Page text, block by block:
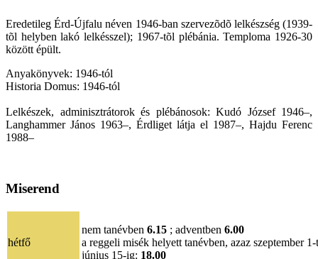
Eredetileg Érd-Újfalu néven 1946-ban szervezõdõ lelkészség (1939-
tõl helyben lakó lelkésszel); 1967-tõl plébánia. Temploma 1926-30
között épült.
Anyakönyvek: 1946-tól
Historia Domus: 1946-tól
Lelkészek, adminisztrátorok és plébánosok: Kudó József 1946–,
Langhammer János 1963–, Érdliget látja el 1987–, Hajdu Ferenc
1988–
Miserend
hétfő
nem tanévben 6.15 ; adventben 6.00
a reggeli misék helyett tanévben, azaz szeptember
június 15-ig: 18.00